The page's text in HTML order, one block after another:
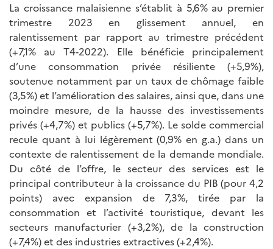
La croissance malaisienne s’établit à 5,6% au premier
trimestre 2023 en glissement annuel, en
ralentissement par rapport au trimestre précédent
(+7,1% au T4-2022). Elle bénéficie principalement
d’une consommation privée résiliente (+5,9%),
soutenue notamment par un taux de chômage faible
(3,5%) et l’amélioration des salaires, ainsi que, dans une
moindre mesure, de la hausse des investissements
privés (+4,7%) et publics (+5,7%). Le solde commercial
recule quant à lui légèrement (0,9% en g.a.) dans un
contexte de ralentissement de la demande mondiale.
Du côté de l’offre, le secteur des services est le
principal contributeur à la croissance du PIB (pour 4,2
points) avec expansion de 7,3%, tirée par la
consommation et l’activité touristique, devant les
secteurs manufacturier (+3,2%), de la construction
(+7,4%) et des industries extractives (+2,4%).